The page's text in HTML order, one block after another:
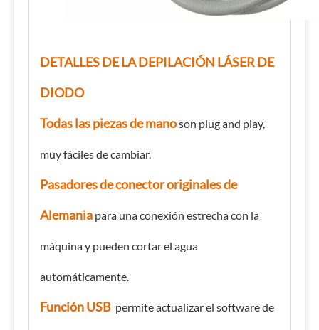
DETALLES DE LA DEPILACIÓN LÁSER DE
DIODO
Todas las piezas de manoson plug and play,
muy fáciles de cambiar.
Pasadores de conector originales de
Alemania para una conexión estrecha con la
máquina y pueden cortar el agua
automáticamente.
Función USB permite actualizar el software de